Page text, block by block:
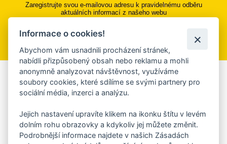
Zaregistrujte svou e-mailovou adresu k pravidelnému odběru
aktuálních informací z našeho webu
Přihlásit se k odběru
Aplikace Mobilní rozhlas
Chcete dostávat do svého mobilu či mailu upozornění na
ankety, pozvánky na kulturní a sportovní akce?
Více informací o aplikaci
Informace o cookies!
Abychom vám usnadnili procházení stránek,
nabídli přizpůsobený obsah nebo reklamu a mohli
anonymně analyzovat návštěvnost, využíváme
soubory cookies, které sdílíme se svými partnery pro
sociální média, inzerci a analýzu.
Jejich nastavení upravíte klikem na ikonku štítu v levém
dolním rohu obrazovky a kdykoliv jej můžete změnit.
Podrobnější informace najdete v našich Zásadách